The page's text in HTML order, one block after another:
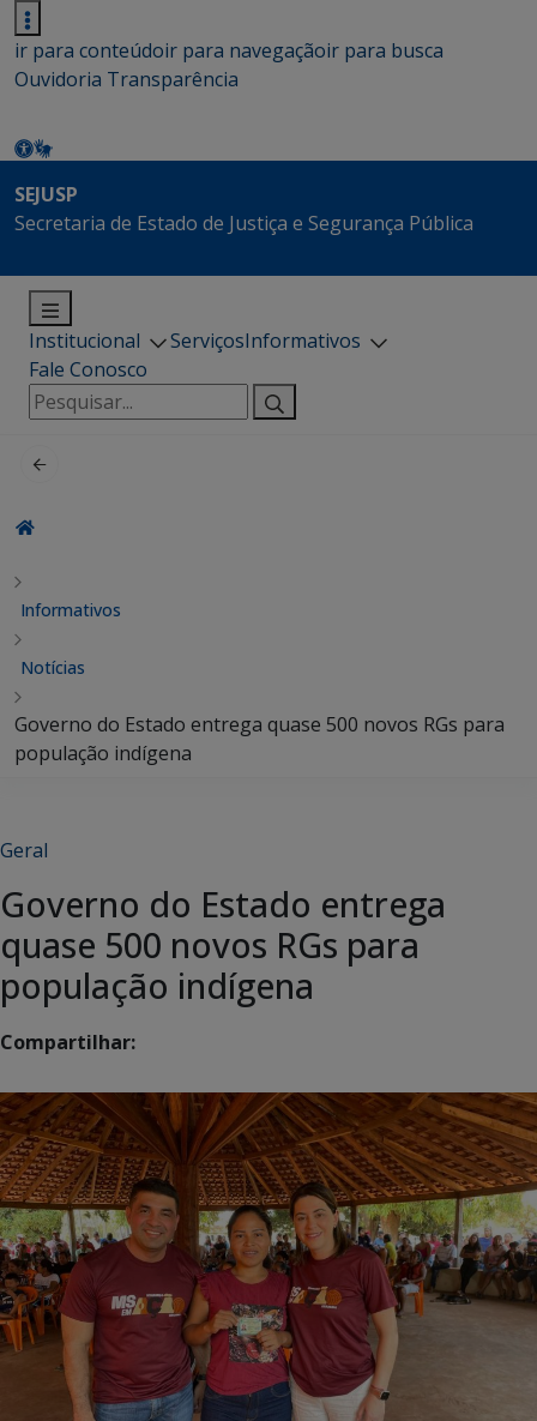
ir para conteúdoir para navegaçãoir para busca
Ouvidoria Transparência
SEJUSP
Secretaria de Estado de Justiça e Segurança Pública
Institucional ServiçosInformativos
Fale Conosco
Pesquisar
por:
Informativos
Notícias
Governo do Estado entrega quase 500 novos RGs para
população indígena
Geral
Governo do Estado entrega
quase 500 novos RGs para
população indígena
Compartilhar: